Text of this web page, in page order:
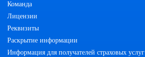
Команда
Лицензии
Реквизиты
Раскрытие информации
Информация для получателей страховых услуг